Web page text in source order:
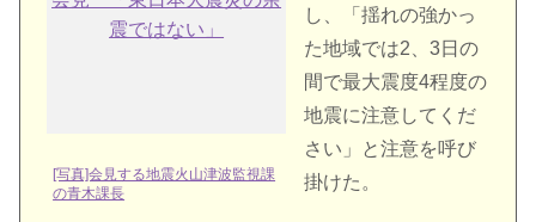
[写真]会見する地震火山津波監視課
の青木課長
し、「揺れの強かっ
た地域では2、3日の
間で最大震度4程度の
地震に注意してくだ
さい」と注意を呼び
掛けた。